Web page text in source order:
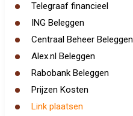
Telegraaf financieel
ING Beleggen
Centraal Beheer Beleggen
Alex.nl Beleggen
Rabobank Beleggen
Prijzen Kosten
Link plaatsen